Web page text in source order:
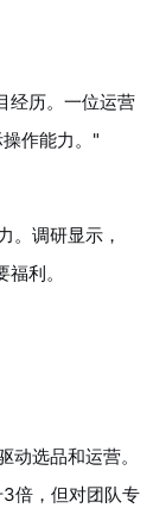
经历。一位运营
作能力。"
。调研显示，
利。
选品和运营。
倍，但对团队专